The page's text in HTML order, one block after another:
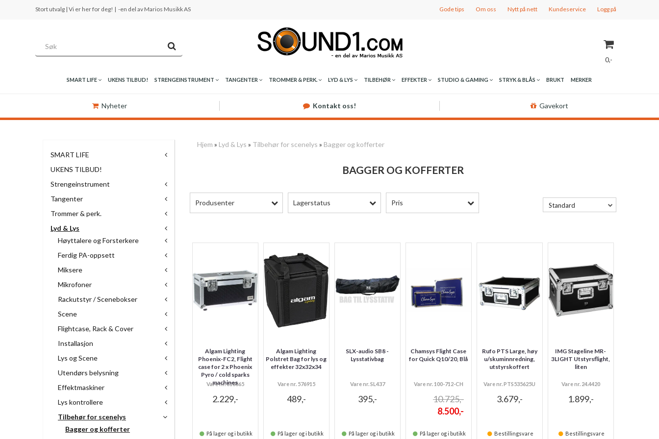
Stort utvalg | Vi er her for deg! | -en del av Marios Musikk AS Gode tips Om oss Nytt på nett Kundeservice Logg på
0,-
SMART LIFE UKENS TILBUD! STRENGEINSTRUMENT TANGENTER TROMMER & PERK. LYD & LYS TILBEHØR EFFEKTER STUDIO & GAMING STRYK & BLÅS BRUKT MERKER
Nyheter Kontakt oss! Gavekort
SMART LIFE
UKENS TILBUD!
Strengeinstrument
Tangenter
Trommer & perk.
Lyd & Lys
Høyttalere og Forsterkere
Ferdig PA-oppsett
Miksere
Mikrofoner
Rackutstyr / Scenebokser
Scene
Flightcase, Rack & Cover
Installasjon
Lys og Scene
Utendørs belysning
Effektmaskiner
Lys kontrollere
Tilbehør for scenelys
Bagger og kofferter
Hjem » Lyd & Lys » Tilbehør for scenelys » Bagger og kofferter
BAGGER OG KOFFERTER
Produsenter Lagerstatus Pris Standard
Algam Lighting
Phoenix-FC2, Flight
case for 2 x Phoenix
Pyro / cold sparks
machines
Vare nr. 618865
2.229,-
På lager og i butikk
Algam Lighting
Polstret Bag for lys og
effekter 32x32x34
Vare nr. 576915
489,-
På lager og i butikk
SLX-audio SB8 -
Lysstativbag
Vare nr. SL437
395,-
På lager og i butikk
Chamsys Flight Case
for Quick Q10/20, Blå
Vare nr. 100-712-CH
10.725,-
8.500,-
På lager og i butikk
Rufo PTS Large, høy
u/skuminnredning,
utstyrskoffert
Vare nr. PTS535625U
3.679,-
Bestillingsvare
IMG Stageline MR-
3LIGHT Utstyrsflight,
liten
Vare nr. 24.4420
1.899,-
Bestillingsvare